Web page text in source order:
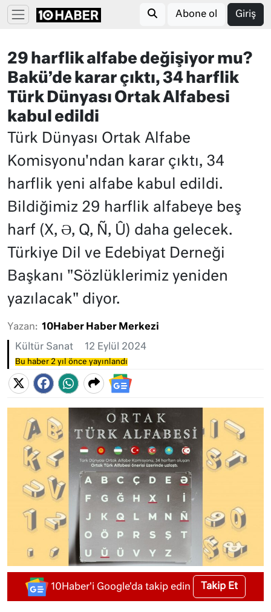
Abone ol Giriş
29 harflik alfabe değişiyor mu?
Bakü’de karar çıktı, 34 harflik
Türk Dünyası Ortak Alfabesi
kabul edildi
Türk Dünyası Ortak Alfabe
Komisyonu'ndan karar çıktı, 34
harflik yeni alfabe kabul edildi.
Bildiğimiz 29 harflik alfabeye beş
harf (X, Ə, Q, Ñ, Û) daha gelecek.
Türkiye Dil ve Edebiyat Derneği
Başkanı "Sözlüklerimiz yeniden
yazılacak" diyor.
Yazan: 10Haber Haber Merkezi
Kültür Sanat 12 Eylül 2024
Bu haber 2 yıl önce yayınlandı
10Haber'i Google'da takip edin Takip Et